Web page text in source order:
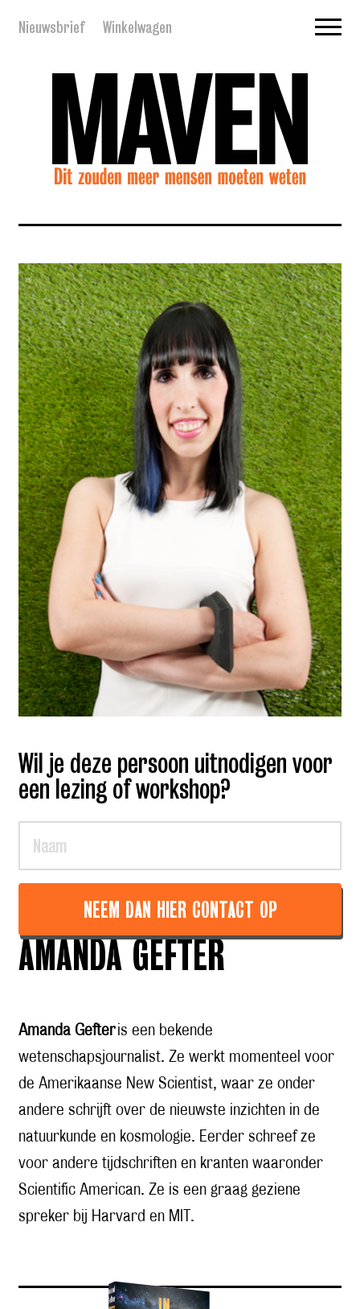
Nieuwsbrief Winkelwagen
Wil je deze persoon uitnodigen voor
een lezing of workshop?
NEEM DAN HIER CONTACT OP
AMANDA GEFTER
Amanda Gefteris een bekende
wetenschapsjournalist. Ze werkt momenteel voor
de Amerikaanse New Scientist, waar ze onder
andere schrijft over de nieuwste inzichten in de
natuurkunde en kosmologie. Eerder schreef ze
voor andere tijdschriften en kranten waaronder
Scientific American. Ze is een graag geziene
spreker bij Harvard en MIT.